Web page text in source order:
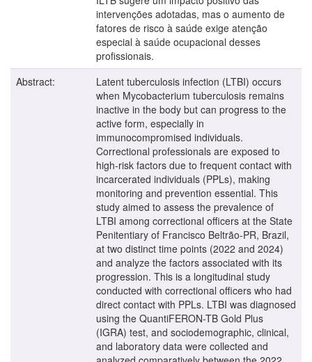
intervenções adotadas, mas o aumento de
fatores de risco à saúde exige atenção
especial à saúde ocupacional desses
profissionais.
Abstract:
Latent tuberculosis infection (LTBI) occurs
when Mycobacterium tuberculosis remains
inactive in the body but can progress to the
active form, especially in
immunocompromised individuals.
Correctional professionals are exposed to
high-risk factors due to frequent contact with
incarcerated individuals (PPLs), making
monitoring and prevention essential. This
study aimed to assess the prevalence of
LTBI among correctional officers at the State
Penitentiary of Francisco Beltrão-PR, Brazil,
at two distinct time points (2022 and 2024)
and analyze the factors associated with its
progression. This is a longitudinal study
conducted with correctional officers who had
direct contact with PPLs. LTBI was diagnosed
using the QuantiFERON-TB Gold Plus
(IGRA) test, and sociodemographic, clinical,
and laboratory data were collected and